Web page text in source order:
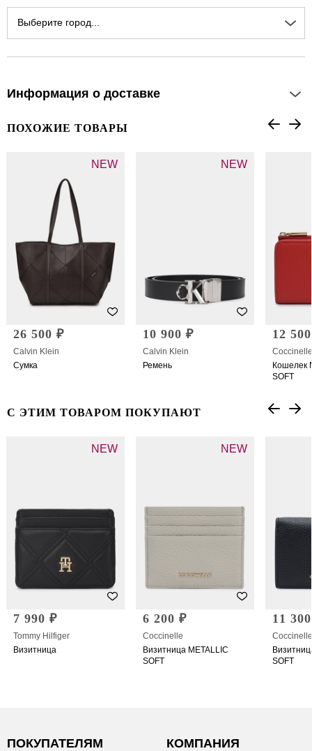
Выберите город...
Информация о доставке
ПОХОЖИЕ ТОВАРЫ
NEW
26 500 ₽
Calvin Klein
Сумка
NEW
10 900 ₽
Calvin Klein
Ремень
12
Coccinelle
Кошелек
SOFT
С ЭТИМ ТОВАРОМ ПОКУПАЮТ
NEW
7 990 ₽
Tommy Hilfiger
Визитница
NEW
6 200 ₽
Coccinelle
Визитница METALLIC
SOFT
11
Coccinelle
SOFT
ПОКУПАТЕЛЯМ КОМПАНИЯ